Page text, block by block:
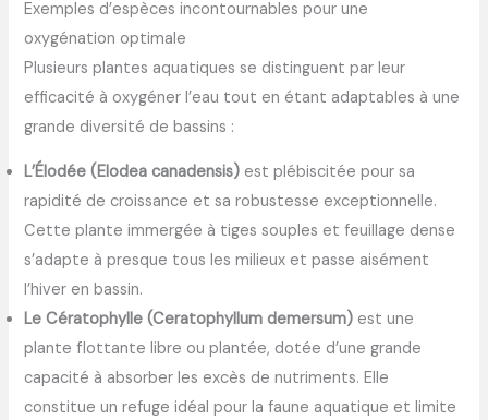
Exemples d’espèces incontournables pour une
oxygénation optimale
Plusieurs plantes aquatiques se distinguent par leur
efficacité à oxygéner l’eau tout en étant adaptables à une
grande diversité de bassins :
L’Élodée (Elodea canadensis) est plébiscitée pour sa
rapidité de croissance et sa robustesse exceptionnelle.
Cette plante immergée à tiges souples et feuillage dense
s’adapte à presque tous les milieux et passe aisément
l’hiver en bassin.
Le Cératophylle (Ceratophyllum demersum) est une
plante flottante libre ou plantée, dotée d’une grande
capacité à absorber les excès de nutriments. Elle
constitue un refuge idéal pour la faune aquatique et limite